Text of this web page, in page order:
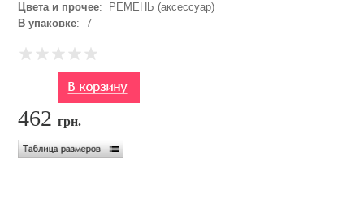
Цвета и прочее: РЕМЕНЬ (аксессуар)
В упаковке: 7
462грн.